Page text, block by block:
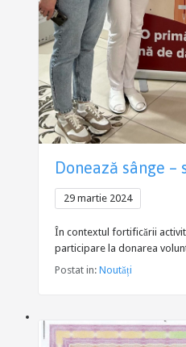
Donează sânge –
29 martie 2024
În contextul fortificării
participare la donarea
Postat in: Noutăți